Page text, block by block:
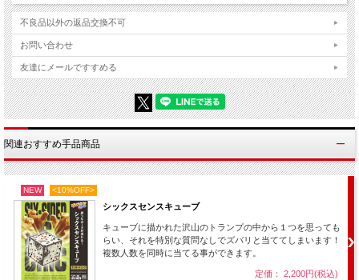
しかしマックス・メイビンはこの原理を極限まで突き詰めて、マジシャンで
も分からない「本当の不思議」を構築する理論とテクニックを確立しまし
た。
タネが分からないどころか、ヒントのつかみ所すら見当がつきません。
このＤＶＤには２０以上のマジックが収録されていますが、この原理をマス
ターすれば、あなたも自由にそんな不思議を構成することができるようにな
ります。
言語に左右されない、言葉の根本的な使い方のテクニックなので、日本語で
もまったく問題なく応用できます。
これは本気でメンタル・マジックをやろうとするマジシャン向けの内容で
す。
本物の不思議を目指すあなたのために、マジックの在り方を根底から揺さぶ
る天才ならではのアプローチを、３時間以上にわたるボリュームで徹底解説
します！
不良品以外の返品交換不可
お問い合わせ
友達にメールですすめる
関連おすすめ手品商品
NEW <10%OFF>
シックスセンスキューブ
キューブに描かれた沢山のトランプの中から１つを思っても
らい、それを特別な質問なしでズバリと当ててしまいます！
複数人数を同時に当てる事ができます。
定価： 2,200円(税込)